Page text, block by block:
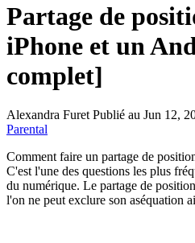
Partage de
iPhone et un
complet]
Alexandra Furet Publié au Jun 12,
Parental
Comment faire un partage de
C'est l'une des questions les plus
du numérique. Le partage de
l'on ne peut exclure son aséquation